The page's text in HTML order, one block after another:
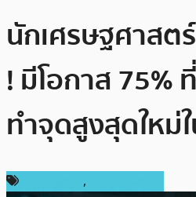
นักเศรษฐศาสต
! มีโอกาส 75%
ทำจุดสูงสุดใหม่
,